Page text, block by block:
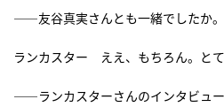
――友谷真実さんとも一緒でしたか。
ランカスター ええ、もちろん。とて
――ランカスターさんのインタビュ